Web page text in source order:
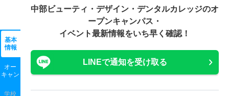
基本
情報
オー
キャン
学校
中部ビューティ・デザイン・デンタルカレッジのオ
ープンキャンパス・
イベント最新情報をいち早く確認！
LINEで通知を受け取る